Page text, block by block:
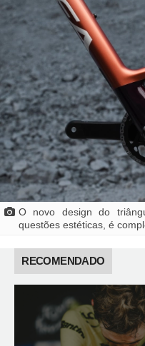
O novo design do
questões estéticas, é
RECOMENDADO